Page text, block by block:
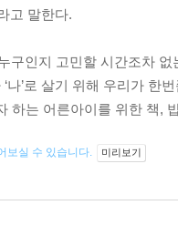
고 말한다.
구인지 고민할 시간조차
나’로 살기 위해 우리가
하는 어른아이를 위한 책
보실 수 있습니다. 미리보기